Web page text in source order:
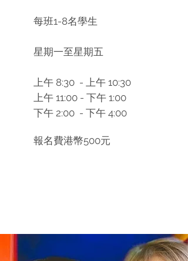
每班1-8名學生
星期一至星期五
上午 8:30 - 上午 10:30
上午 11:00 - 下午 1:00
下午 2:00 - 下午 4:00
報名費港幣500元